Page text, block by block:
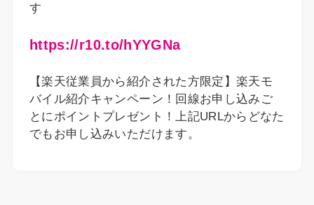
す
https://r10.to/hYYGNa
【楽天従業員から紹介された方限定】楽天モ
バイル紹介キャンペーン！回線お申し込みご
とにポイントプレゼント！上記URLからどなた
でもお申し込みいただけます。